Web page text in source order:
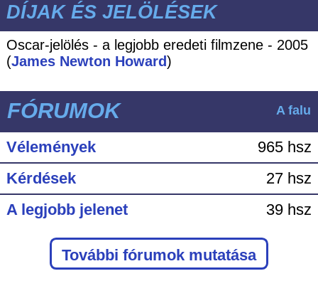
DÍJAK ÉS JELÖLÉSEK
Oscar-jelölés - a legjobb eredeti filmzene - 2005
(James Newton Howard)
FÓRUMOK A falu
Vélemények
965 hsz
Kérdések
27 hsz
A legjobb jelenet
39 hsz
További fórumok mutatása